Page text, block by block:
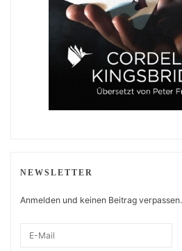
NEWSLETTER
Anmelden und keinen Beitrag verpassen.